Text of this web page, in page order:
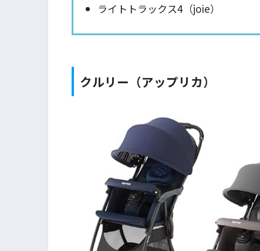
ライトトラックス4（joie）
クルリー（アップリカ）